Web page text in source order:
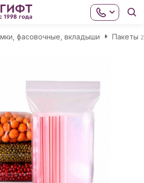
фасовочные, вкладыши Пакеты